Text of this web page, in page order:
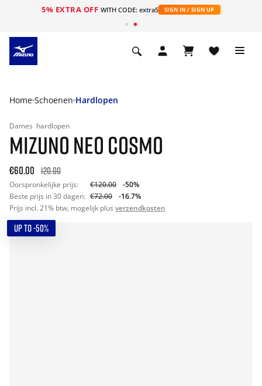
5% EXTRA OFF WITH CODE: extra5 SIGN IN / SIGN UP
Home Schoenen Hardlopen
Dames hardlopen
MIZUNO NEO COSMO
€60.00 120.00
Oorspronkelijke prijs: €120.00
-50%
Beste prijs in 30 dagen: €72.00
-16.7%
Prijs incl. 21% btw, mogelijk plus verzendkosten
UP TO -50%